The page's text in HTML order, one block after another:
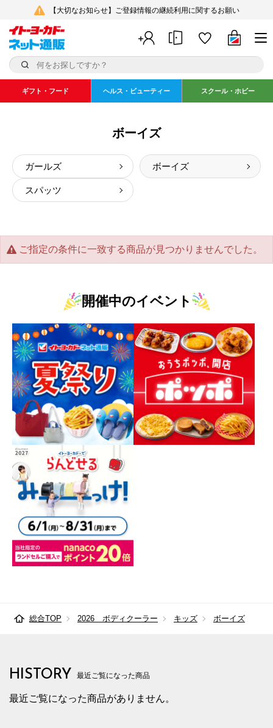
【大切なお知らせ】ご登録情報の継続利用に関するお願い
ギフト・フード ヘルス・ビューティー スクール・ホビー
ボーイズ
ガールズ ボーイズ
スパッツ
ご指定の条件に一致する商品が見つかりませんでした。
開催中のイベント
総合TOP 2026 ボディクーラー キッズ ボーイズ
HISTORY 最近ご覧になった商品
最近ご覧になった商品がありません。